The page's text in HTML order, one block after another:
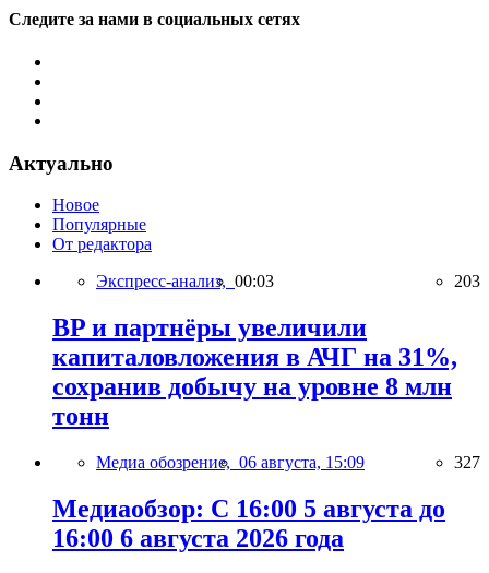
Следите за нами в социальных сетях
Актуально
Новое
Популярные
От редактора
Экспресс-анализ, 00:03 203
BP и партнёры увеличили
капиталовложения в АЧГ на 31%,
сохранив добычу на уровне 8 млн
тонн
Медиа обозрение, 06 августа, 15:09 327
Медиаобзор: С 16:00 5 августа до
16:00 6 августа 2026 года